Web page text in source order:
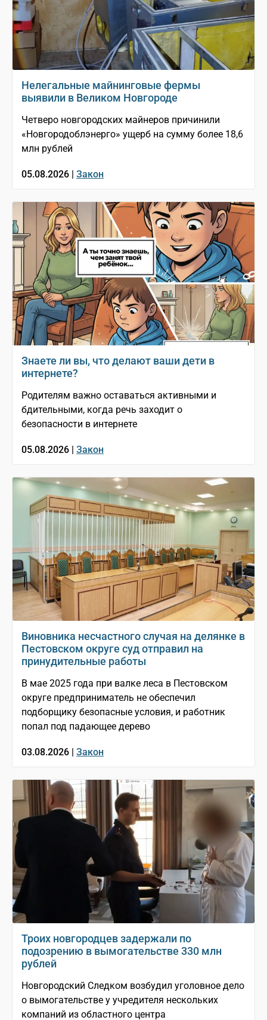
Нелегальные майнинговые фермы
выявили в Великом Новгороде
Четверо новгородских майнеров причинили
«Новгородоблэнерго» ущерб на сумму более 18,6
млн рублей
05.08.2026 | Закон
Знаете ли вы, что делают ваши дети в
интернете?
Родителям важно оставаться активными и
бдительными, когда речь заходит о
безопасности в интернете
05.08.2026 | Закон
Виновника несчастного случая на делянке в
Пестовском округе суд отправил на
принудительные работы
В мае 2025 года при валке леса в Пестовском
округе предприниматель не обеспечил
подборщику безопасные условия, и работник
попал под падающее дерево
03.08.2026 | Закон
Троих новгородцев задержали по
подозрению в вымогательстве 330 млн
рублей
Новгородский Следком возбудил уголовное дело
о вымогательстве у учредителя нескольких
компаний из областного центра